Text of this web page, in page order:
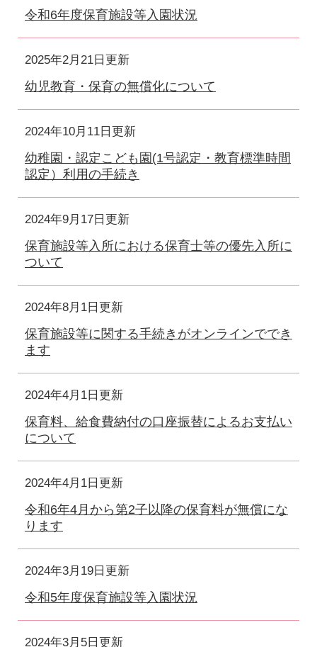
令和6年度保育施設等入園状況
2025年2月21日更新
幼児教育・保育の無償化について
2024年10月11日更新
幼稚園・認定こども園(1号認定・教育標準時間
認定）利用の手続き
2024年9月17日更新
保育施設等入所における保育士等の優先入所に
ついて
2024年8月1日更新
保育施設等に関する手続きがオンラインででき
ます
2024年4月1日更新
保育料、給食費納付の口座振替によるお支払い
について
2024年4月1日更新
令和6年4月から第2子以降の保育料が無償にな
ります
2024年3月19日更新
令和5年度保育施設等入園状況
2024年3月5日更新